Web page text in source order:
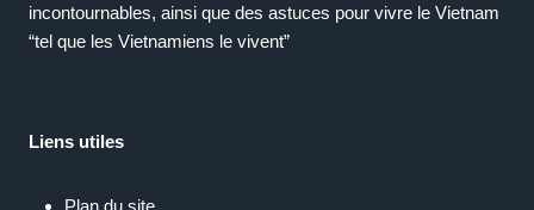
incontournables, ainsi que des astuces pour vivre le Vietnam
“tel que les Vietnamiens le vivent”
Liens utiles
Plan du site